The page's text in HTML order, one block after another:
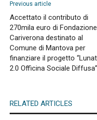
Previous article
Accettato il contributo di
270mila euro di Fondazione
Cariverona destinato al
Comune di Mantova per
finanziare il progetto
2.0 Officina Sociale Diffusa”
RELATED ARTICLES